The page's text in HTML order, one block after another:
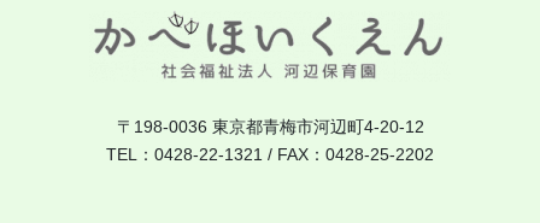
〒198-0036 東京都青梅市河辺町4-20-12
TEL：0428-22-1321 / FAX：0428-25-2202